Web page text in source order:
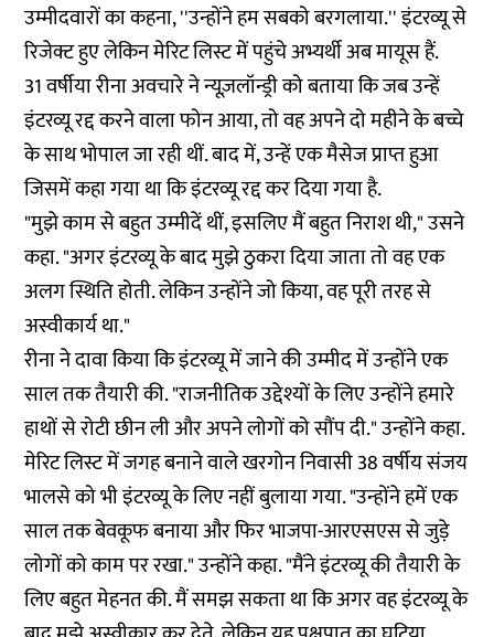
उम्मीदवारों का कहना, ''उन्होंने हम सबको बरगलाया.'' इंटरव्यू से
रिजेक्ट हुए लेकिन मेरिट लिस्ट में पहुंचे अभ्यर्थी अब मायूस हैं.
31 वर्षीया रीना अवचारे ने न्यूज़लॉन्ड्री को बताया कि जब उन्हें
इंटरव्यू रद्द करने वाला फोन आया, तो वह अपने दो महीने के बच्चे
के साथ भोपाल जा रही थीं. बाद में, उन्हें एक मैसेज प्राप्त हुआ
जिसमें कहा गया था कि इंटरव्यू रद्द कर दिया गया है.
"मुझे काम से बहुत उम्मीदें थीं, इसलिए मैं बहुत निराश थी," उसने
कहा. "अगर इंटरव्यू के बाद मुझे ठुकरा दिया जाता तो वह एक
अलग स्थिति होती. लेकिन उन्होंने जो किया, वह पूरी तरह से
अस्वीकार्य था."
रीना ने दावा किया कि इंटरव्यू में जाने की उम्मीद में उन्होंने एक
साल तक तैयारी की. "राजनीतिक उद्देश्यों के लिए उन्होंने हमारे
हाथों से रोटी छीन ली और अपने लोगों को सौंप दी." उन्होंने कहा.
मेरिट लिस्ट में जगह बनाने वाले खरगोन निवासी 38 वर्षीय संजय
भालसे को भी इंटरव्यू के लिए नहीं बुलाया गया. "उन्होंने हमें एक
साल तक बेवकूफ बनाया और फिर भाजपा-आरएसएस से जुड़े
लोगों को काम पर रखा." उन्होंने कहा. "मैंने इंटरव्यू की तैयारी के
लिए बहुत मेहनत की. मैं समझ सकता था कि अगर वह इंटरव्यू के